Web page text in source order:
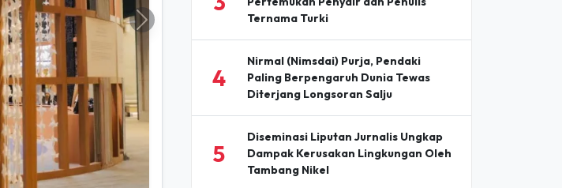
4
Nirmal (Nimsdai) Purja, Pendaki
Paling Berpengaruh Dunia Tewas
Diterjang Longsoran Salju
5
Diseminasi Liputan Jurnalis Ungkap
Dampak Kerusakan Lingkungan Oleh
Tambang Nikel